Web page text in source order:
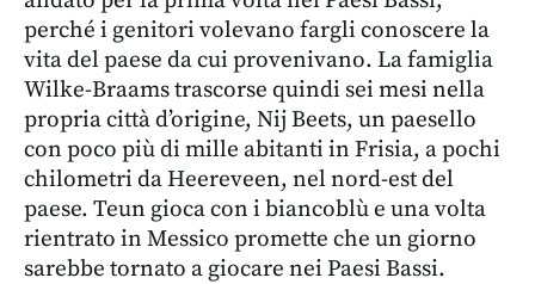
perché i genitori volevano fargli conoscere la
vita del paese da cui provenivano. La famiglia
Wilke-Braams trascorse quindi sei mesi nella
propria città d’origine, Nij Beets, un paesello
con poco più di mille abitanti in Frisia, a pochi
chilometri da Heereveen, nel nord-est del
paese. Teun gioca con i biancoblù e una volta
rientrato in Messico promette che un giorno
sarebbe tornato a giocare nei Paesi Bassi.